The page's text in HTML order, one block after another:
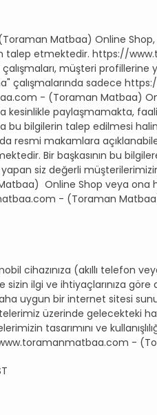
Matbaa) Online
talep etmektedir. https://
müşteri
çalışmalarında sadece
- (Toraman Matbaa)
kesinlikle paylaşmamakta,
bu bilgilerin talep edilmesi
resmi makamlara
Bir başkasının bu
yapan siz değerli
Online Shop veya ona
- (Toraman Matbaa)
cihazınıza (akıllı telefon
ilgi ve ihtiyaçlarınıza
uygun bir internet sitesi
üzerinde gelecekteki
tasarımını ve
-